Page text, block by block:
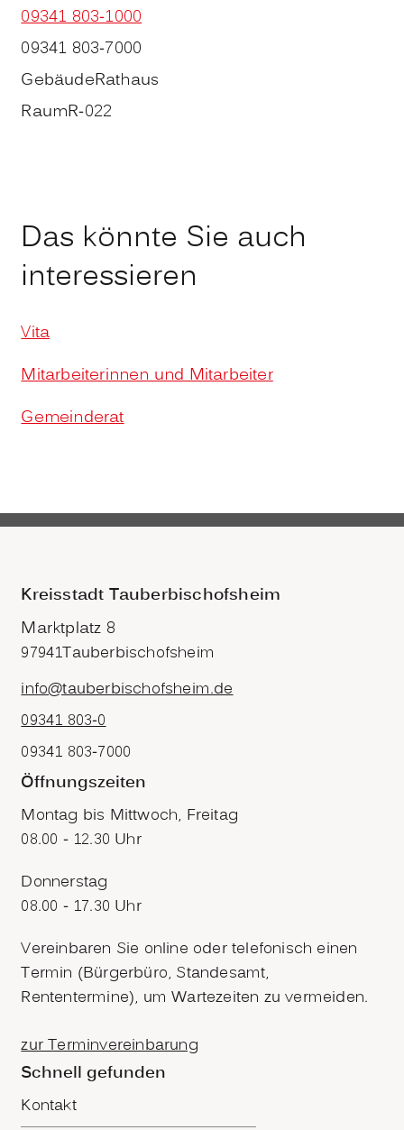
09341 803-1000
09341 803-7000
GebäudeRathaus
RaumR-022
Das könnte Sie auch
interessieren
Vita
Mitarbeiterinnen und Mitarbeiter
Gemeinderat
Kreisstadt Tauberbischofsheim
Marktplatz 8
97941Tauberbischofsheim
info@tauberbischofsheim.de
09341 803-0
09341 803-7000
Öffnungszeiten
Montag bis Mittwoch, Freitag
08.00 - 12.30 Uhr
Donnerstag
08.00 - 17.30 Uhr
Vereinbaren Sie online oder telefonisch einen
Termin (Bürgerbüro, Standesamt,
Rententermine), um Wartezeiten zu vermeiden.
zur Terminvereinbarung
Schnell gefunden
Kontakt